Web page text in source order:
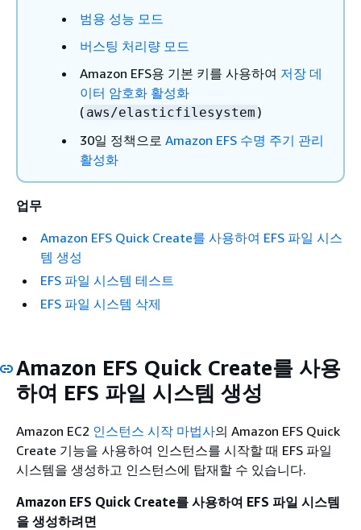
범용 성능 모드
버스팅 처리량 모드
Amazon EFS용 기본 키를 사용하여 저장 데
이터 암호화 활성화
( aws/elasticfilesystem )
30일 정책으로 Amazon EFS 수명 주기 관리
활성화
업무
Amazon EFS Quick Create를 사용하여 EFS 파일 시스
템 생성
EFS 파일 시스템 테스트
EFS 파일 시스템 삭제
Amazon EFS Quick Create를 사용
하여 EFS 파일 시스템 생성
Amazon EC2 인스턴스 시작 마법사의 Amazon EFS Quick
Create 기능을 사용하여 인스턴스를 시작할 때 EFS 파일
시스템을 생성하고 인스턴스에 탑재할 수 있습니다.
Amazon EFS Quick Create를 사용하여 EFS 파일 시스템
을 생성하려면